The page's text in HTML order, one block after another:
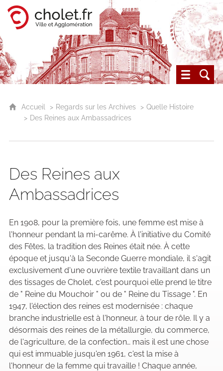
Cholet, ville et agglomérationLes archives du Choletais
Accueil Regards sur les Archives
Quelle Histoire
Des Reines aux Ambassadrices
Des Reines aux
Ambassadrices
En 1908, pour la première fois, une femme est mise à
l'honneur pendant la mi-carême. À l'initiative du Comité
des Fêtes, la tradition des Reines était née. À cette
époque et jusqu'à la Seconde Guerre mondiale, il s'agit
exclusivement d'une ouvrière textile travaillant dans un
des tissages de Cholet, c'est pourquoi elle prend le titre
de " Reine du Mouchoir " ou de " Reine du Tissage ". En
1947, l'élection des reines est modernisée : chaque
branche industrielle est à l'honneur, à tour de rôle. Il y a
désormais des reines de la métallurgie, du commerce,
de l'agriculture, de la confection… mais il est une chose
qui est immuable jusqu'en 1961, c'est la mise à
l'honneur de la femme qui travaille ! Chaque année,